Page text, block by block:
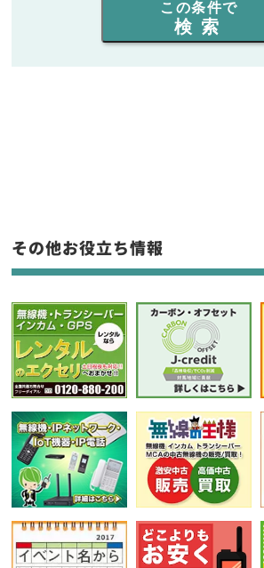
同時通話人数を選ぶ
フリーワード入力(製品名等)
選択条件をリセット
この条件で
検索
その他お役立ち情報